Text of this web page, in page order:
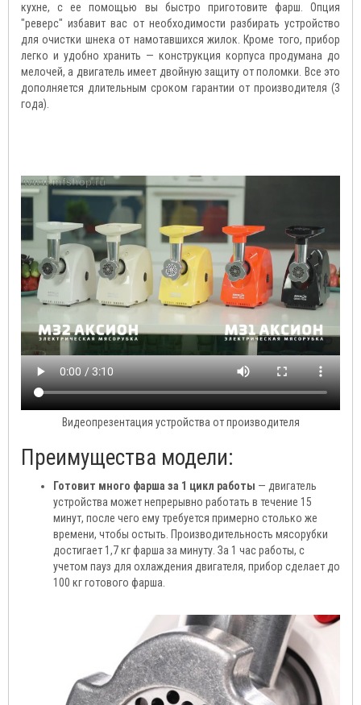
кухне, с ее помощью вы быстро приготовите фарш. Опция
"реверс" избавит вас от необходимости разбирать устройство
для очистки шнека от намотавшихся жилок. Кроме того, прибор
легко и удобно хранить — конструкция корпуса продумана до
мелочей, а двигатель имеет двойную защиту от поломки. Все это
дополняется длительным сроком гарантии от производителя (3
года).
Видеопрезентация устройства от производителя
Преимущества модели:
Готовит много фарша за 1 цикл работы — двигатель
устройства может непрерывно работать в течение 15
минут, после чего ему требуется примерно столько же
времени, чтобы остыть. Производительность мясорубки
достигает 1,7 кг фарша за минуту. За 1 час работы, с
учетом пауз для охлаждения двигателя, прибор сделает до
100 кг готового фарша.